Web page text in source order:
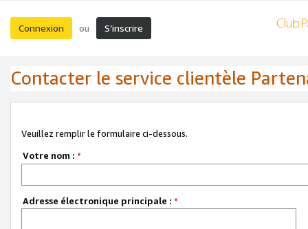
Connexion ou S’inscrire
Contacter le service clientèle
Veuillez remplir le formulaire ci-dessous.
Votre nom : *
Adresse électronique principale : *